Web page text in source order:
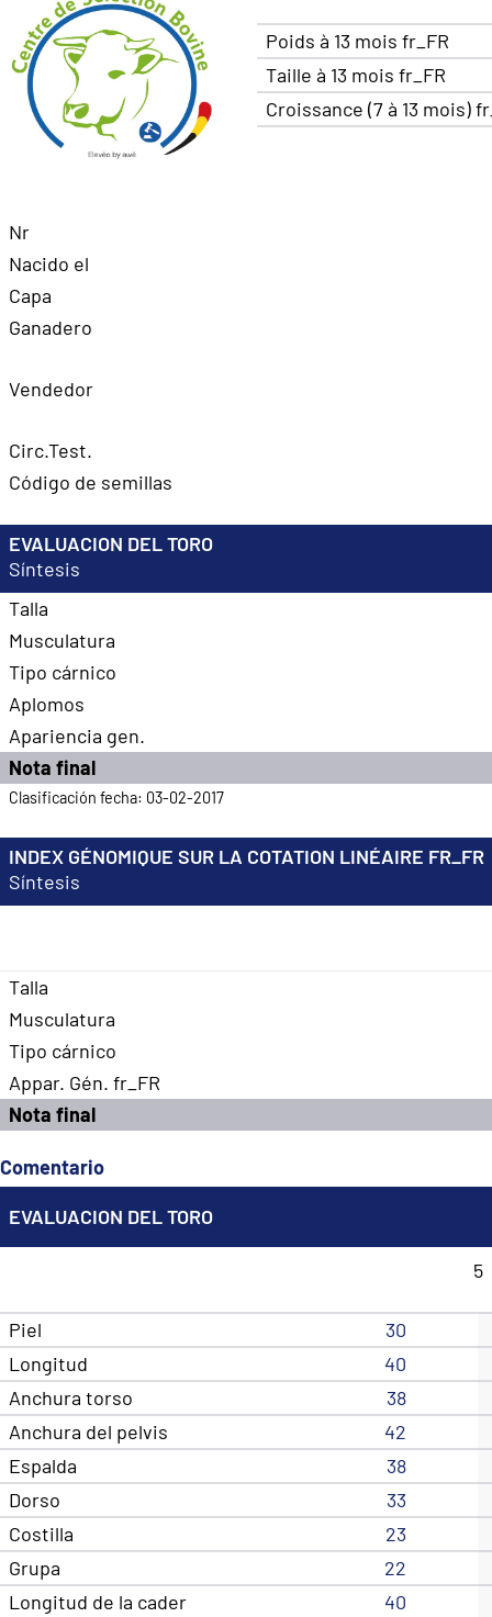
Poids à 13 mois fr_FR
Taille à 13 mois fr_FR
Croissance (7 à 13 mois)
Nr
Nacido el
Capa
Ganadero
Vendedor
Circ.Test.
Código de semillas
EVALUACION DEL TORO
Síntesis
Talla
Musculatura
Tipo cárnico
Aplomos
Apariencia gen.
Nota final
Clasificación fecha: 03-02-2017
INDEX GÉNOMIQUE SUR LA COTATION LINÉAIRE FR_FR
Síntesis
Talla
Musculatura
Tipo cárnico
Appar. Gén. fr_FR
Nota final
Comentario
EVALUACION DEL TORO
5
Piel
30
Longitud
40
Anchura torso
38
Anchura del pelvis
42
Espalda
38
Dorso
33
Costilla
23
Grupa
22
Longitud de la cader
40